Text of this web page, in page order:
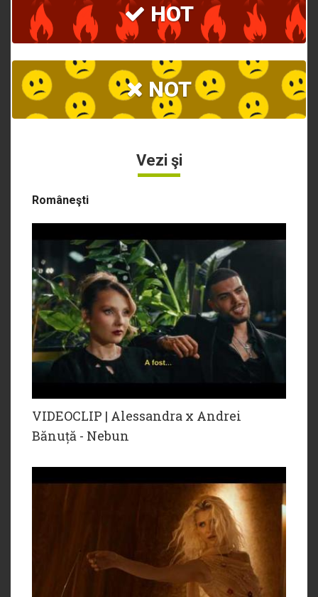
HOT
NOT
Vezi şi
Româneşti
VIDEOCLIP | Alessandra x Andrei
Bănuță - Nebun